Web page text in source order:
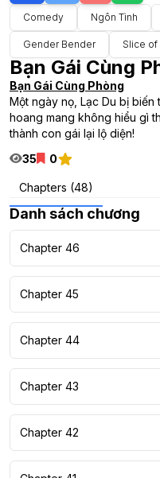
Comedy Ngôn Tình
Gender Bender Slice of
Bạn Gái Cùng
Bạn Gái Cùng Phòng
Một ngày nọ, Lạc Du bị biến
hoang mang không hiểu gì
thành con gái lại lộ diện!
35
0
Chapters (48)
Danh sách chương
Chapter 46
Chapter 45
Chapter 44
Chapter 43
Chapter 42